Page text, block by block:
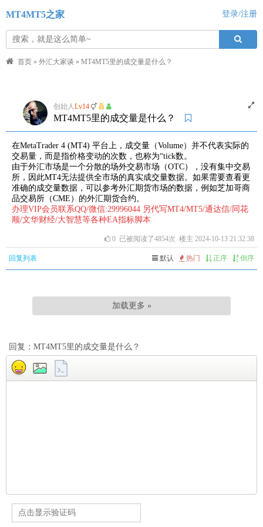
MT4MT5之家 登录/注册
首页 » 外汇大家谈 » MT4MT5里的成交量是什么？
创始人Lv14
MT4MT5里的成交量是什么？
在MetaTrader 4 (MT4) 平台上，成交量（Volume）并不代表实际的
交易量，而是指价格变动的次数，也称为“tick数。
由于外汇市场是一个分散的场外交易市场（OTC），没有集中交易
所，因此MT4无法提供全市场的真实成交量数据。如果需要查看更
准确的成交量数据，可以参考外汇期货市场的数据，例如芝加哥商
品交易所（CME）的外汇期货合约。
办理VIP会员联系QQ/微信:29996044 另代写MT4/MT5/通达信/同花
顺/文华财经/大智慧等各种EA指标脚本
0 已被阅读了4854次 楼主 2024-10-13 21:32:38
回复列表 默认 热门 正序 倒序
加载更多 »
回复：MT4MT5里的成交量是什么？